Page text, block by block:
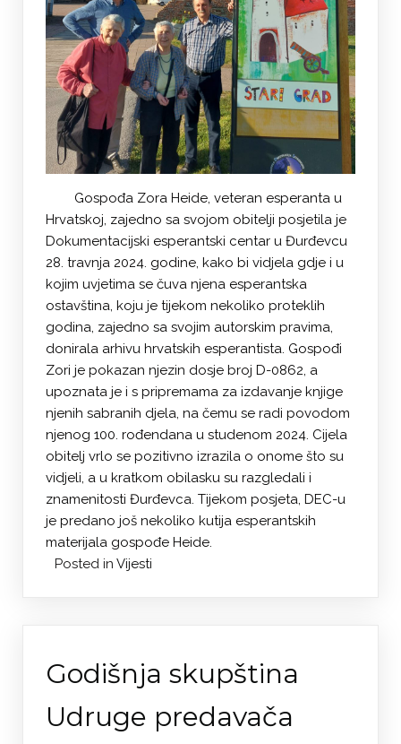
Gospođa Zora Heide, veteran esperanta u
Hrvatskoj, zajedno sa svojom obitelji posjetila je
Dokumentacijski esperantski centar u Đurđevcu
28. travnja 2024. godine, kako bi vidjela gdje i u
kojim uvjetima se čuva njena esperantska
ostavština, koju je tijekom nekoliko proteklih
godina, zajedno sa svojim autorskim pravima,
donirala arhivu hrvatskih esperantista. Gospođi
Zori je pokazan njezin dosje broj D-0862, a
upoznata je i s pripremama za izdavanje knjige
njenih sabranih djela, na čemu se radi povodom
njenog 100. rođendana u studenom 2024. Cijela
obitelj vrlo se pozitivno izrazila o onome što su
vidjeli, a u kratkom obilasku su razgledali i
znamenitosti Đurđevca. Tijekom posjeta, DEC-u
je predano još nekoliko kutija esperantskih
materijala gospođe Heide.
Posted in Vijesti
Godišnja skupština
Udruge predavača